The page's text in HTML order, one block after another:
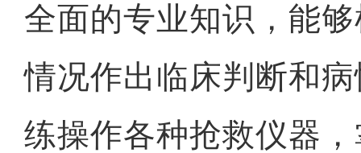
全面的专业知识，能
情况作出临床判断和
练操作各种抢救仪器